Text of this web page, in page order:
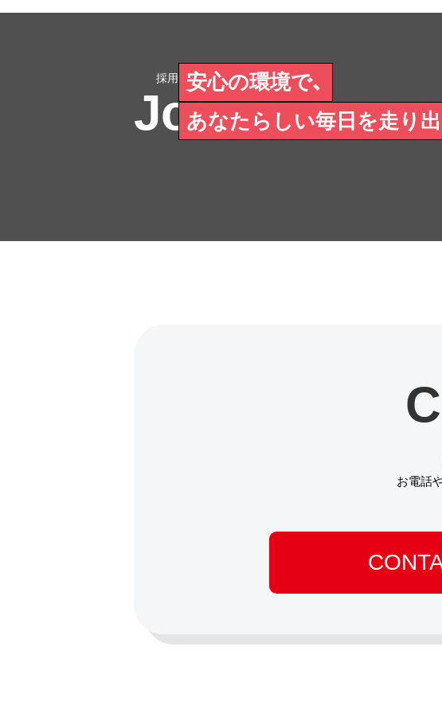
Join Us
安心の環境で、
あなたらしい毎日を走り出
お電話